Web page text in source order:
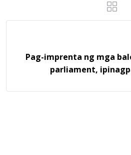
Pag-imprenta ng mga
parliament,